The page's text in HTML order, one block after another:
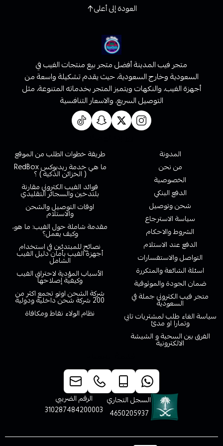
العودة إلى أعلى
متجر فيب المدينة أفضل متجر بيع منتجات الفيب في
السعودية وخارج السعودية، حيث يقدم تشكيلة واسعة من
أجهزة الفيب، والنكهات ويتميز المتجر بخدماته المتنوعة، مثل
التوصيل السريع، والاسعار التنافسية
المدونة
من نحن
الخصوصية
الدفع البنكي
شحن وتوصيل
سياسة الاسترجاع
الشروط والاحكام
الدفع عند الاستلام
التواصل والاستفسارات
اسئلة الشائعة والمتكررة
ضمان الجودة والموثوقية
متجر فيب الكتروني جملة في
السعودية
سياسة الغاء طلب لمشتريات تابي
وتمارا او مدئ
الفرق بين السحبة و الشيشة
الالكترونية
طريقة خطوات الطلب من الموقع
ما هي خدمة ريدبوكس RedBox
( الخزائن الذكية ) ؟
فوائد الفيب الكتروني مقارنة
بلتدخين والسجائر التقليدي
اوقات التوصيل والشحن
والاستلام
مقدمة شاملة حول الفيب: ما هو،
وكيف يعمل؟
نصائح للمبتدئين في استخدام
أجهزة الفيب بأمان دليل الفيب
الشامل
الأسباب المؤدية لاحتراق الفيب
وكيفية إصلاحها
شركة الشحن اوتو تجمع اكثر من
200 شركة شحن داخلية ودولية
نظام الولاء نقاط ومكافاة
السجل التجاري
4650205937
الرقم الضريبي
310287484200003